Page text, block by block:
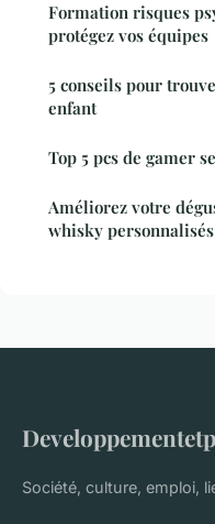
Formation risques
protégez vos équipes
5 conseils pour
enfant
Top 5 pcs de gamer
Améliorez votre
whisky personnalisés
Société, culture, emploi,